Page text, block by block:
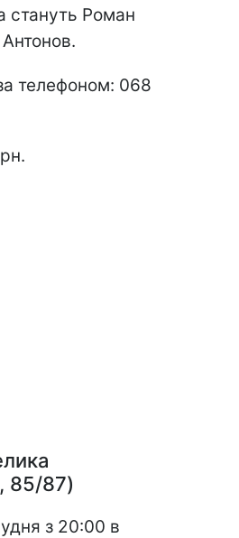
стануть Роман
телефоном: 068
85/87)
з 20:00 в